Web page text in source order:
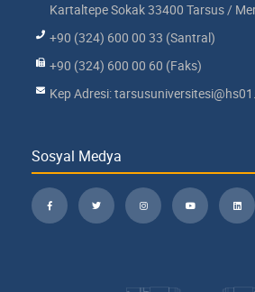
Kartaltepe Sokak 33400 Tarsus /
+90 (324) 600 00 33 (Santral)
+90 (324) 600 00 60 (Faks)
Kep Adresi:
Sosyal Medya